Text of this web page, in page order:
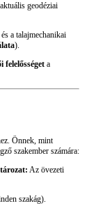
geodéziai
a talajmechanikai
).
felelősséget a
Önnek, mint
szakember számára:
Az övezeti
szakág).